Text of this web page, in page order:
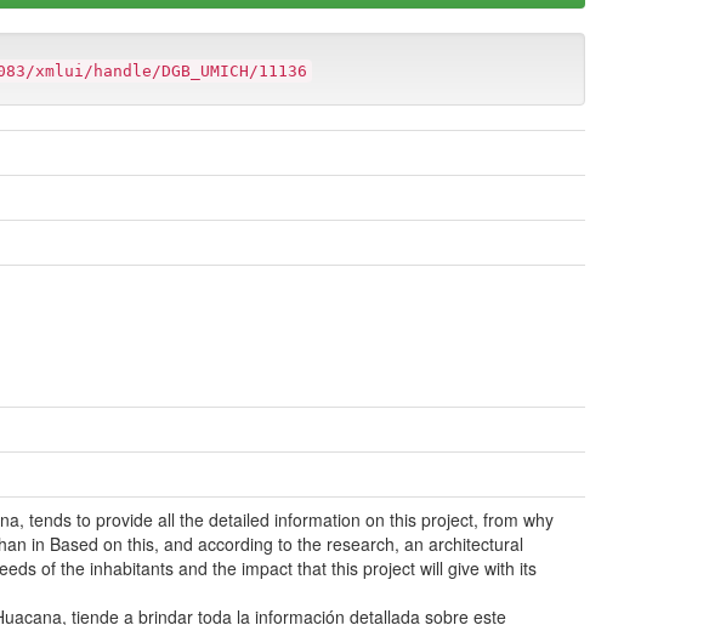
handle/DGB_UMICH/11136
tends to provide all the detailed information on this project, from why
in Based on this, and according to the research, an architectural
of the inhabitants and the impact that this project will give with its
tiende a brindar toda la información detallada sobre este